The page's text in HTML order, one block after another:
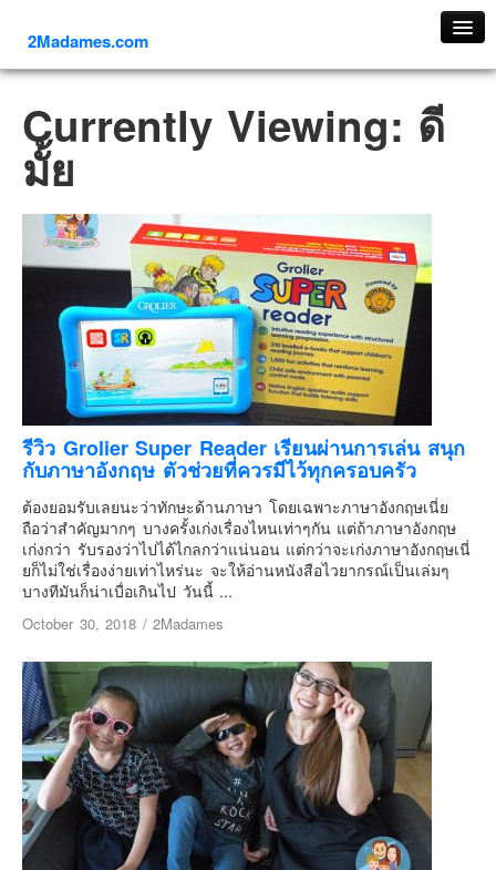
2Madames.com
ภาคเหนือ
ภาคใต้
ภาคกลาง
ภาคตะวันตก
ภาคอีสาน
ทริปต่างประเทศ
ยุโรป
รัสเซีย
อิตาลี
ตุรกี-ตุรเคีย
เยอรมัน
ฝรั่งเศส
ออสเตรีย
เนเธอร์แลนด์
เบลเยี่ยม
สวิสเซอร์แลนด์
โปรตุเกส
สเปน
โครเอเชีย
Currently Viewing: ดี
มั้ย
รีวิว Grolier Super Reader เรียนผ่านการเล่น สนุก
กับภาษาอังกฤษ ตัวช่วยที่ควรมีไว้ทุกครอบครัว
ต้องยอมรับเลยนะว่าทักษะด้านภาษา โดยเฉพาะภาษาอังกฤษเนี่ย
ถือว่าสำคัญมากๆ บางครั้งเก่งเรื่องไหนเท่าๆกัน แต่ถ้าภาษาอังกฤษ
เก่งกว่า รับรองว่าไปได้ไกลกว่าแน่นอน แต่กว่าจะเก่งภาษาอังกฤษเนี่
ยก็ไม่ใช่เรื่องง่ายเท่าไหร่นะ จะให้อ่านหนังสือไวยากรณ์เป็นเล่มๆ
บางทีมันก็น่าเบื่อเกินไป วันนี้ ...
October 30, 2018 / 2Madames